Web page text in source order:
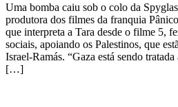
Uma bomba caiu sob o colo da
produtora dos filmes da franquia
que interpreta a Tara desde o filme 5,
sociais, apoiando os Palestinos, que
Israel-Ramás. “Gaza está sendo
[…]